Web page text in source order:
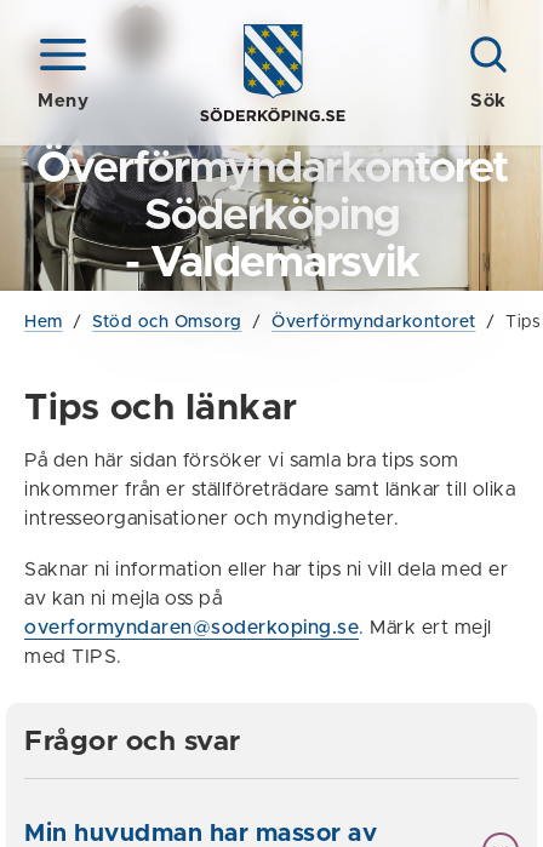
Meny Sök
Överförmyndarkontoret
Söderköping
- Valdemarsvik
Hem / Stöd och Omsorg / Överförmyndarkontoret /
Tips och länkar
På den här sidan försöker vi samla bra tips som
inkommer från er ställföreträdare samt länkar till olika
intresseorganisationer och myndigheter.
Saknar ni information eller har tips ni vill dela med er
av kan ni mejla oss på
overformyndaren@soderkoping.se. Märk ert mejl
med TIPS.
Frågor och svar
Min huvudman har massor av